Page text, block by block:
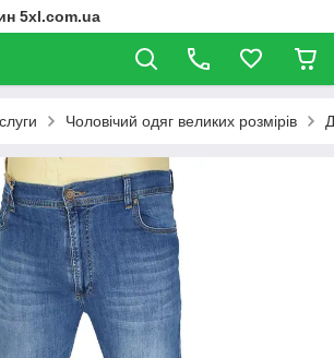
5xl.com.ua
Чоловічий одяг великих розмірів